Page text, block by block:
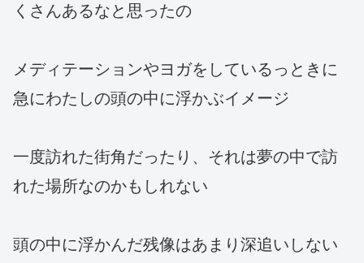
くさんあるなと思ったの
メディテーションやヨガをしているっときに
急にわたしの頭の中に浮かぶイメージ
一度訪れた街角だったり、それは夢の中で訪
れた場所なのかもしれない
頭の中に浮かんだ残像はあまり深追いしない